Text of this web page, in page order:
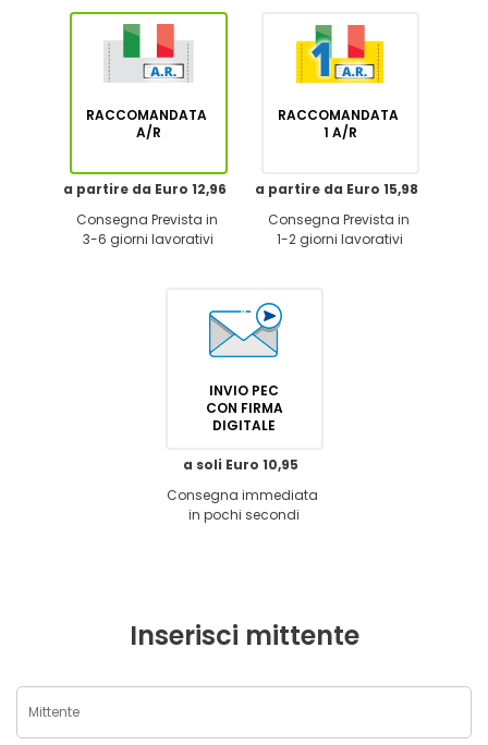
RACCOMANDATA
A/R
a partire da Euro 12,96
Consegna Prevista in
3-6 giorni lavorativi
RACCOMANDATA
1 A/R
a partire da Euro 15,98
Consegna Prevista in
1-2 giorni lavorativi
INVIO PEC
CON FIRMA
DIGITALE
a soli Euro 10,95
Consegna immediata
in pochi secondi
Inserisci mittente